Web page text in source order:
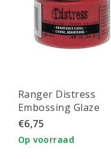
Ranger Distress
Embossing Glaze
Abandoned Coral
€6,75
Op voorraad